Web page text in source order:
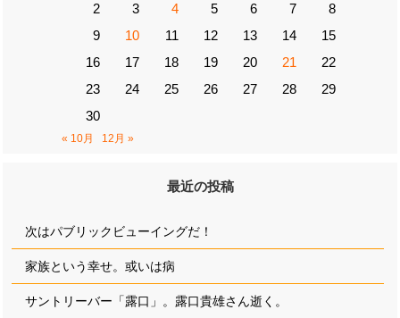
2
3 4 5 6 7
8
9
10 11 12 13 14
15
16
17 18 19 20 21
22
23
24 25 26 27 28
29
30
« 10月 12月 »
最近の投稿
次はパブリックビューイングだ！
家族という幸せ。或いは病
サントリーバー「露口」。露口貴雄さん逝く。